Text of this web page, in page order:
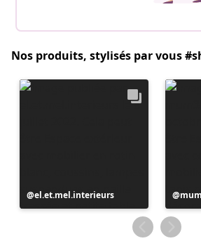
Nos produits, stylisés par vous
Publication
publiée
el.et.mel.interieurs
par